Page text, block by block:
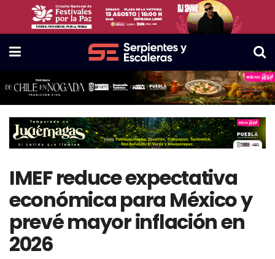
IMEF reduce expectativa
económica para México y
prevé mayor inflación en
2026